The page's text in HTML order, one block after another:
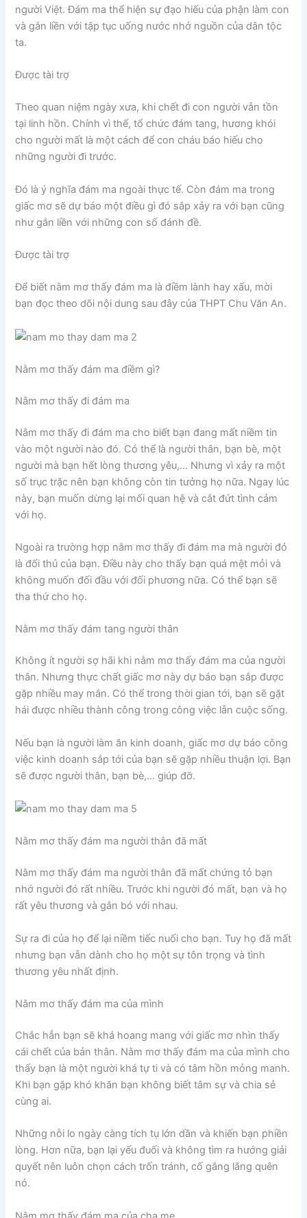
người Việt. Đám ma thể hiện sự đạo hiếu của phận làm con
và gắn liền với tập tục uống nước nhớ nguồn của dân tộc
ta.
Được tài trợ
Theo quan niệm ngày xưa, khi chết đi con người vẫn tồn
tại linh hồn. Chính vì thế, tổ chức đám tang, hương khói
cho người mất là một cách để con cháu báo hiếu cho
những người đi trước.
Đó là ý nghĩa đám ma ngoài thực tế. Còn đám ma trong
giấc mơ sẽ dự báo một điều gì đó sắp xảy ra với bạn cũng
như gắn liền với những con số đánh đề.
Được tài trợ
Để biết nằm mơ thấy đám ma là điềm lành hay xấu, mời
bạn đọc theo dõi nội dung sau đây của THPT Chu Văn An.
Nằm mơ thấy đám ma điềm gì?
Nằm mơ thấy đi đám ma
Nằm mơ thấy đi đám ma cho biết bạn đang mất niềm tin
vào một người nào đó. Có thể là người thân, bạn bè, một
người mà bạn hết lòng thương yêu,… Nhưng vì xảy ra một
số trục trặc nên bạn không còn tin tưởng họ nữa. Ngay lúc
này, bạn muốn dừng lại mối quan hệ và cắt đứt tình cảm
với họ.
Ngoài ra trường hợp nằm mơ thấy đi đám ma mà người đó
là đối thủ của bạn. Điều này cho thấy bạn quá mệt mỏi và
không muốn đối đầu với đối phương nữa. Có thể bạn sẽ
tha thứ cho họ.
Nằm mơ thấy đám tang người thân
Không ít người sợ hãi khi nằm mơ thấy đám ma của người
thân. Nhưng thực chất giấc mơ này dự báo bạn sắp được
gặp nhiều may mắn. Có thể trong thời gian tới, bạn sẽ gặt
hái được nhiều thành công trong công việc lẫn cuộc sống.
Nếu bạn là người làm ăn kinh doanh, giấc mơ dự báo công
việc kinh doanh sắp tới của bạn sẽ gặp nhiều thuận lợi. Bạn
sẽ được người thân, bạn bè,… giúp đỡ.
Nằm mơ thấy đám ma người thân đã mất
Nằm mơ thấy đám ma người thân đã mất chứng tỏ bạn
nhớ người đó rất nhiều. Trước khi người đó mất, bạn và họ
rất yêu thương và gắn bó với nhau.
Sự ra đi của họ để lại niềm tiếc nuối cho bạn. Tuy họ đã mất
nhưng bạn vẫn dành cho họ một sự tôn trọng và tình
thương yêu nhất định.
Nằm mơ thấy đám ma của mình
Chắc hẳn bạn sẽ khá hoang mang với giấc mơ nhìn thấy
cái chết của bản thân. Nằm mơ thấy đám ma của mình cho
thấy bạn là một người khá tự ti và có tâm hồn mỏng manh.
Khi bạn gặp khó khăn bạn không biết tâm sự và chia sẻ
cùng ai.
Những nỗi lo ngày càng tích tụ lớn dần và khiến bạn phiền
lòng. Hơn nữa, bạn lại yếu đuối và không tìm ra hướng giải
quyết nên luôn chọn cách trốn tránh, cố gắng lãng quên
nó.